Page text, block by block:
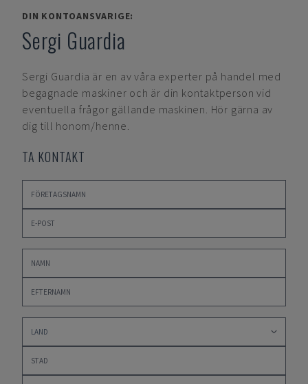
DIN KONTOANSVARIGE:
Sergi Guardia
Sergi Guardia är en av våra experter på handel med
begagnade maskiner och är din kontaktperson vid
eventuella frågor gällande maskinen. Hör gärna av
dig till honom/henne.
TA KONTAKT